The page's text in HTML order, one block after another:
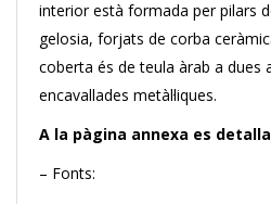
interior està formada per pilars
gelosia, forjats de corba
coberta és de teula àrab a dues
encavallades metàl·liques.
A la pàgina annexa es
– Fonts: